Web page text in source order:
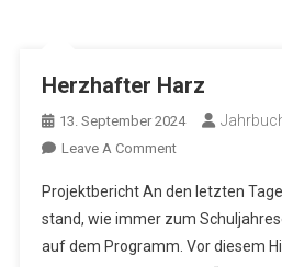
Herzhafter Harz
13. September 2024
Leave A CommentOn
Harz
Projektbericht An den letzten
stand, wie immer zum
auf dem Programm. Vor diesem